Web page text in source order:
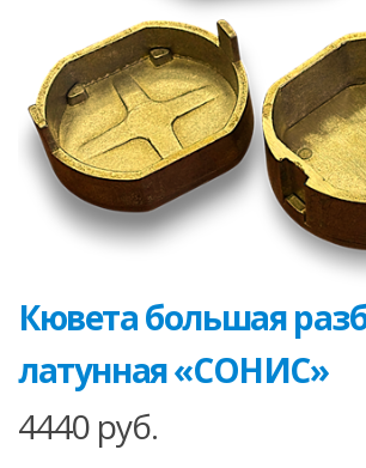
Кювета большая
латунная «СОНИС»
4440 руб.